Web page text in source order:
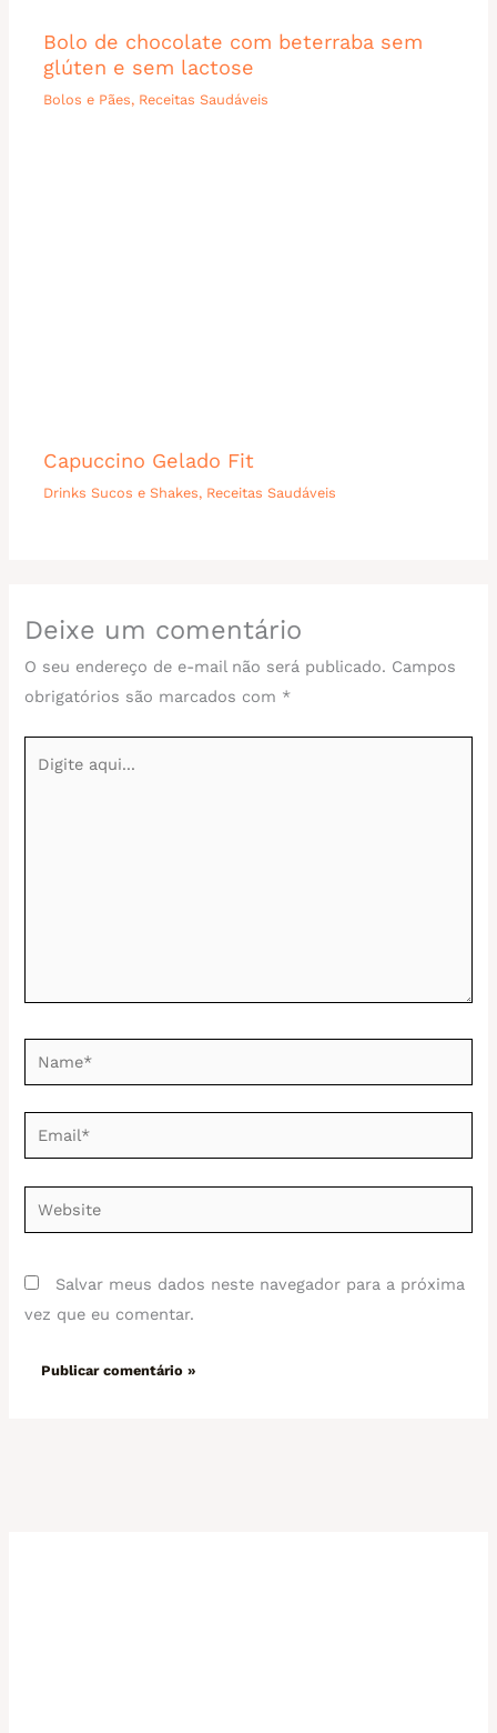
Bolo de chocolate com beterraba sem
glúten e sem lactose
Bolos e Pães, Receitas Saudáveis
Capuccino Gelado Fit
Drinks Sucos e Shakes, Receitas Saudáveis
Deixe um comentário
O seu endereço de e-mail não será publicado. Campos
obrigatórios são marcados com *
aqui...
Name*
Email*
Website
Salvar meus dados neste navegador para a próxima
vez que eu comentar.